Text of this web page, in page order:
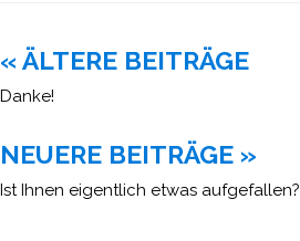
Beitragsnavigation
« ÄLTERE BEITRÄGE
Danke!
NEUERE BEITRÄGE »
Ist Ihnen eigentlich etwas aufgefallen?